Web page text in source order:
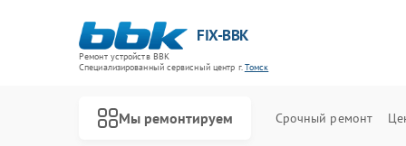
FIX-BBK
Ремонт устройств BBK
Специализированный cервисный центр г.Томск
Мы ремонтируем Срочный ремонт